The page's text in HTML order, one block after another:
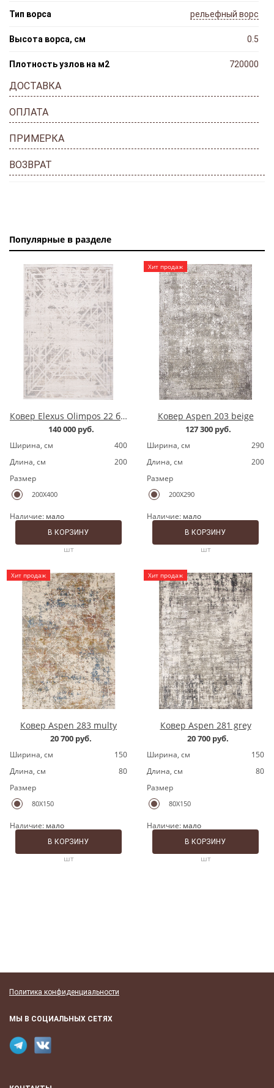
Тип ворса рельефный ворс
Высота ворса, см 0.5
Плотность узлов на м2 720000
ДОСТАВКА
ОПЛАТА
ПРИМЕРКА
ВОЗВРАТ
Популярные в разделе
Ковер Elexus Olimpos 22 бежевый
140 000 руб.
Ширина, cм
400
Длина, cм
200
Размер
200X400
Наличие: мало
шт
В КОРЗИНУ
Хит продаж
Ковер Aspen 203 beige
127 300 руб.
Ширина, cм
290
Длина, cм
200
Размер
200X290
Наличие: мало
шт
В КОРЗИНУ
Хит продаж
Ковер Aspen 283 multy
20 700 руб.
Ширина, cм
150
Длина, cм
80
Размер
80X150
Наличие: мало
шт
В КОРЗИНУ
Хит продаж
Ковер Aspen 281 grey
20 700 руб.
Ширина, cм
150
Длина, cм
80
Размер
80X150
Наличие: мало
шт
В КОРЗИНУ
Политика конфиденциальности
МЫ В СОЦИАЛЬНЫХ СЕТЯХ